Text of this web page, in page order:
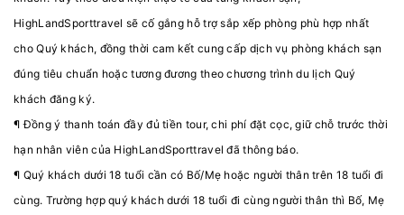
HighLandSporttravel sẽ cố gắng hỗ trợ sắp xếp phòng phù hợp nhất
cho Quý khách, đồng thời cam kết cung cấp dịch vụ phòng khách sạn
đúng tiêu chuẩn hoặc tương đương theo chương trình du lịch Quý
khách đăng ký.
¶ Đồng ý thanh toán đầy đủ tiền tour, chi phí đặt cọc, giữ chỗ trước thời
hạn nhân viên của HighLandSporttravel đã thông báo.
¶ Quý khách dưới 18 tuổi cần có Bố/Mẹ hoặc người thân trên 18 tuổi đi
cùng. Trường hợp quý khách dưới 18 tuổi đi cùng người thân thì Bố, Mẹ